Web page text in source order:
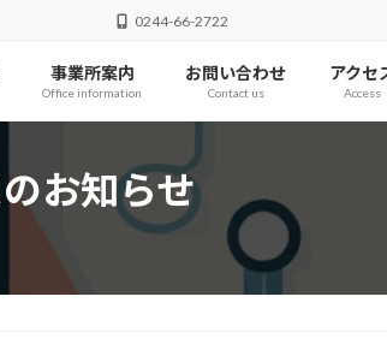
0244-66-2722
事業所案内
Office information
お問い合わせ
Contact us
アクセ
Access
お知らせ